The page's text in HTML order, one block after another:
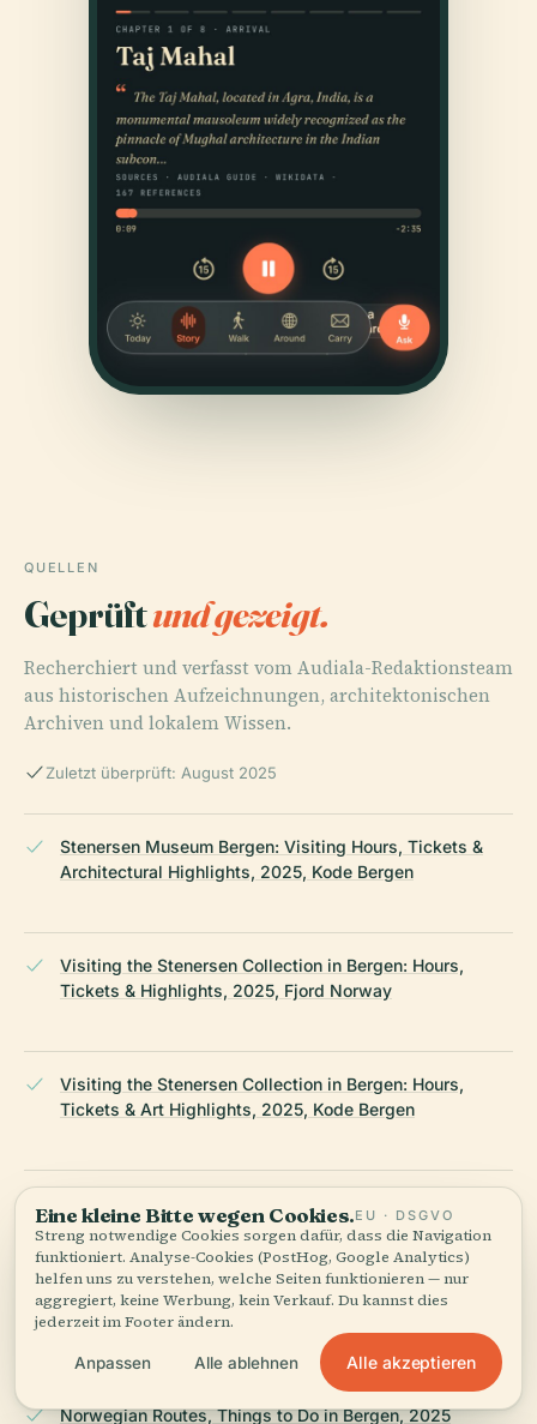
QUELLEN
Geprüftund gezeigt.
Recherchiert und verfasst vom Audiala-Redaktionsteam
aus historischen Aufzeichnungen, architektonischen
Archiven und lokalem Wissen.
Zuletzt überprüft: August 2025
Stenersen Museum Bergen: Visiting Hours, Tickets &
Architectural Highlights, 2025, Kode Bergen
Visiting the Stenersen Collection in Bergen: Hours,
Tickets & Highlights, 2025, Fjord Norway
Visiting the Stenersen Collection in Bergen: Hours,
Tickets & Art Highlights, 2025, Kode Bergen
Stenersen Building Visiting Hours, Tickets & Visitor
Guide | Bergen Historical Sites, 2025, Evendo
Life in Norway, History of Bergen, 2025
Norwegian Routes, Things to Do in Bergen, 2025
Eine kleine Bitte wegen Cookies.EU · DSGVO
Streng notwendige Cookies sorgen dafür, dass die Navigation
funktioniert. Analyse-Cookies (PostHog, Google Analytics)
helfen uns zu verstehen, welche Seiten funktionieren — nur
aggregiert, keine Werbung, kein Verkauf. Du kannst dies
jederzeit im Footer ändern.
Anpassen Alle ablehnen Alle akzeptieren